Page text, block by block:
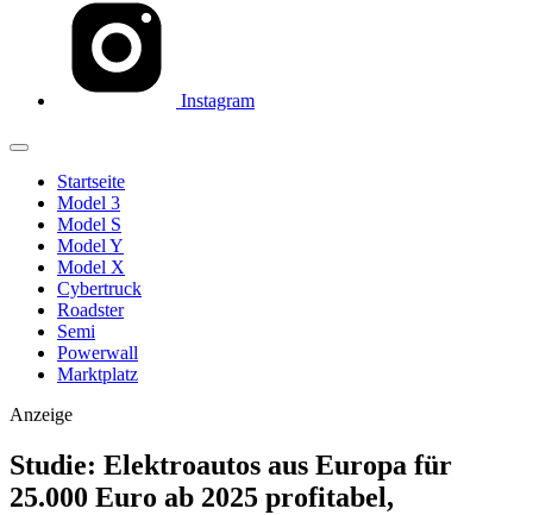
Instagram
Startseite
Model 3
Model S
Model Y
Model X
Cybertruck
Roadster
Semi
Powerwall
Marktplatz
Anzeige
Studie: Elektroautos aus Europa für
25.000 Euro ab 2025 profitabel,